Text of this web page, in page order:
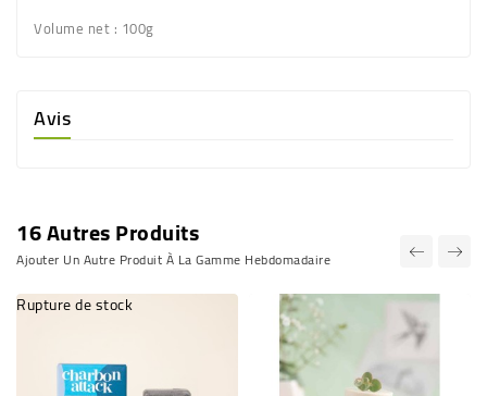
Volume net : 100g
Avis
16 Autres Produits
Ajouter Un Autre Produit À La Gamme Hebdomadaire
Rupture de stock